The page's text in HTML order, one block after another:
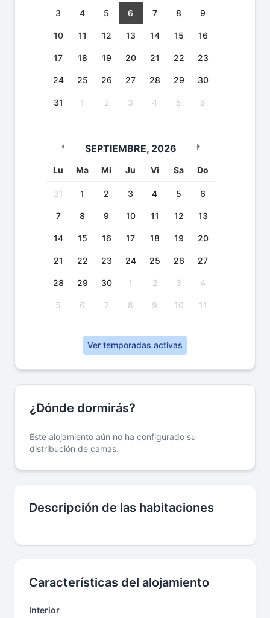
3 4 5 6 7 8 9
10 11 12 13 14 15 16
17 18 19 20 21 22 23
24 25 26 27 28 29 30
31 1 2 3 4 5 6
SEPTIEMBRE, 2026
Lu Ma Mi Ju Vi Sa Do
31 1 2 3 4 5 6
7 8 9 10 11 12 13
14 15 16 17 18 19 20
21 22 23 24 25 26 27
28 29 30 1 2 3 4
5 6 7 8 9 10 11
Ver temporadas activas
¿Dónde dormirás?
Este alojamiento aún no ha configurado su
distribución de camas.
Descripción de las habitaciones
Características del alojamiento
Interior